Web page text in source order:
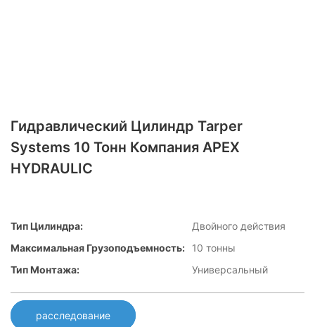
Гидравлический Цилиндр Tarper
Systems 10 Тонн Компания APEX
HYDRAULIC
Тип Цилиндра:
Двойного действия
Максимальная Грузоподъемность:
10 тонны
Тип Монтажа:
Универсальный
расследование